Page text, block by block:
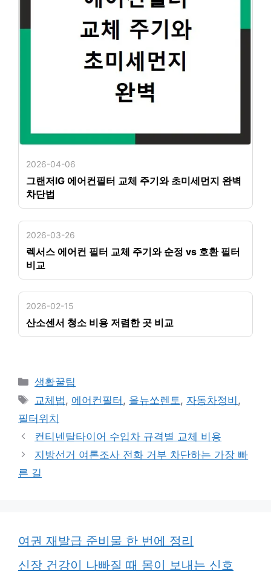
2026-04-06
그랜저IG 에어컨필터 교체 주기와 초미세먼지 완벽
차단법
2026-03-26
렉서스 에어컨 필터 교체 주기와 순정 vs 호환 필터
비교
2026-02-15
산소센서 청소 비용 저렴한 곳 비교
카
테
리
생활꿀팁
태
그
교체법, 에어컨필터 , 올뉴쏘렌토, 자동차정비 ,
필터위치
컨티넨탈타이어 수입차 규격별 교체 비용
지방선거 여론조사 전화 거부 차단하는 가장 빠
른 길
여권 재발급 준비물 한 번에 정리
신장 건강이 나빠질 때 몸이 보내는 신호